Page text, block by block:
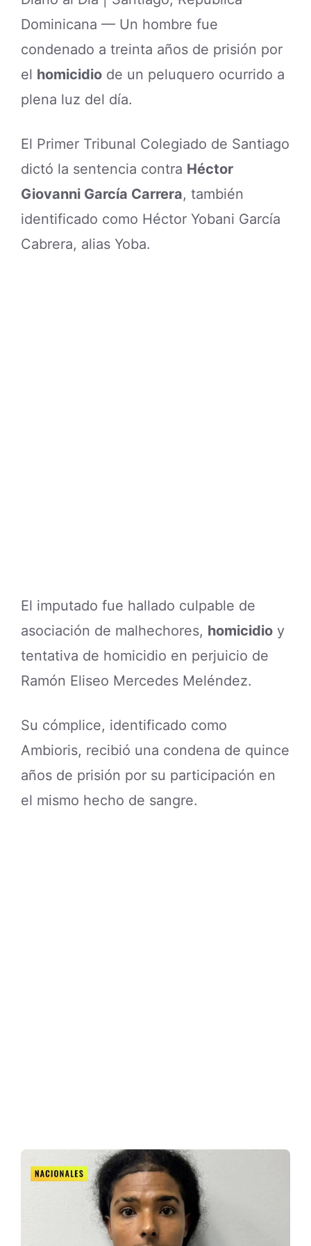
Dominicana — Un hombre fue
condenado a treinta años de prisión por
el homicidio de un peluquero ocurrido a
plena luz del día.
El Primer Tribunal Colegiado de Santiago
dictó la sentencia contra Héctor
Giovanni García Carrera, también
identificado como Héctor Yobani García
Cabrera, alias Yoba.
El imputado fue hallado culpable de
asociación de malhechores, homicidio y
tentativa de homicidio en perjuicio de
Ramón Eliseo Mercedes Meléndez.
Su cómplice, identificado como
Ambioris, recibió una condena de quince
años de prisión por su participación en
el mismo hecho de sangre.